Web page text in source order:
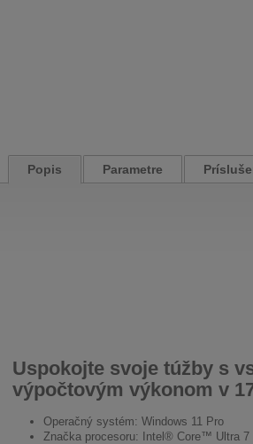
Popis Parametre
Uspokojte svoje túžby s
výpočtovým výkonom v
Operačný systém: Windows 11 Pro
Značka procesoru: Intel® Core™ Ultra 7